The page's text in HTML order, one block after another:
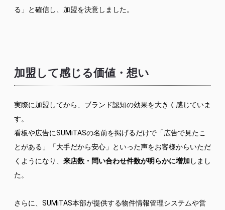
る」と確信し、加盟を決意しました。
加盟して感じる価値・想い
実際に加盟してから、ブランド認知の効果を大きく感じていま
す。
看板や広告にSUMiTASの名前を掲げるだけで「広告で見たこ
とがある」「大手だから安心」といった声をお客様からいただ
くようになり、 来店数・問い合わせ件数が明らかに増加しまし
た。
さらに、SUMiTAS本部が提供する物件情報管理システムや営